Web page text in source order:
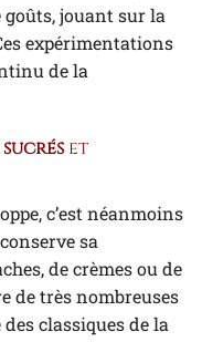
jouant sur la
expérimentations
de la
et
c’est néanmoins
sa
de crèmes ou de
de très nombreuses
classiques de la